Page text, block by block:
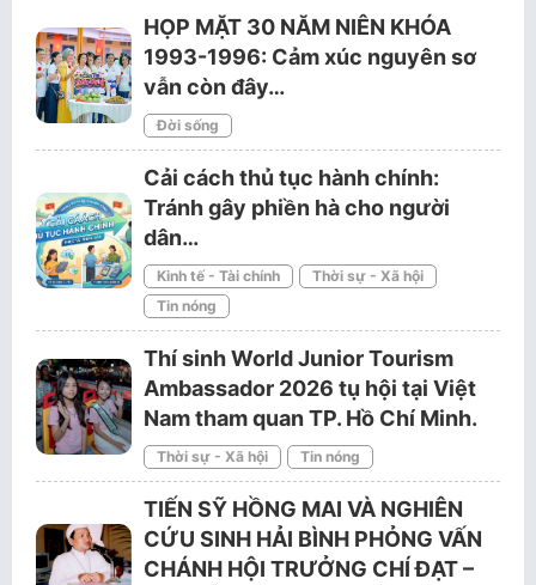
HỌP MẶT 30 NĂM NIÊN KHÓA
1993-1996: Cảm xúc nguyên sơ
vẫn còn đây…
Đời sống
Cải cách thủ tục hành chính:
Tránh gây phiền hà cho người
dân…
Kinh tế - Tài chính
Thời sự - Xã hội
Tin nóng
Thí sinh World Junior Tourism
Ambassador 2026 tụ hội tại Việt
Nam tham quan TP. Hồ Chí Minh.
Thời sự - Xã hội Tin nóng
TIẾN SỸ HỒNG MAI VÀ NGHIÊN
CỨU SINH HẢI BÌNH PHỎNG VẤN
CHÁNH HỘI TRƯỞNG CHÍ ĐẠT –